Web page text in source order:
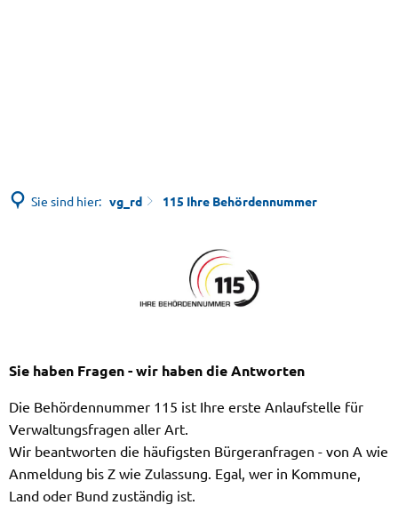
Sie sind hier: vg_rd 115 Ihre Behördennummer
Behördennummer
Sie haben Fragen - wir haben die Antworten
Die Behör­den­num­mer 115 ist Ihre erste Anlauf­stel­le ­für
Verwal­tungs­fra­gen aller Art.
Wir beant­wor­ten die häufigsten Bürgeran­fra­gen - von A wie
Anmeldung bis Z wie Zulassung. Egal, wer ­in Kommune,
Land oder Bund zu­stän­dig ist.